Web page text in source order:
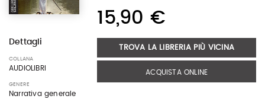
Dettagli
COLLANA
AUDIOLIBRI
GENERE
Narrativa generale
15,90 €
TROVA LA LIBRERIA PIÙ VICINA
ACQUISTA ONLINE